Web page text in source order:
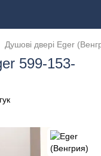
Душові двері Eger
599-153-